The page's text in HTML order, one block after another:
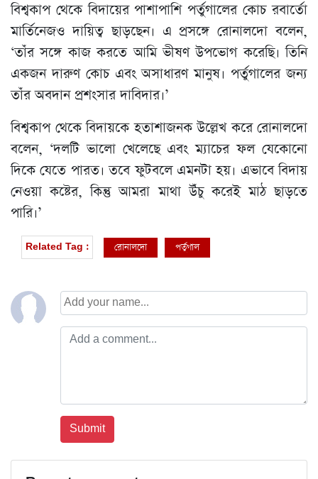
বিশ্বকাপ থেকে বিদায়ের পাশাপাশি পর্তুগালের কোচ রবার্তো
মার্তিনেজও দায়িত্ব ছাড়ছেন। এ প্রসঙ্গে রোনালদো বলেন,
‘তাঁর সঙ্গে কাজ করতে আমি ভীষণ উপভোগ করেছি। তিনি
একজন দারুণ কোচ এবং অসাধারণ মানুষ। পর্তুগালের জন্য
তাঁর অবদান প্রশংসার দাবিদার।’
বিশ্বকাপ থেকে বিদায়কে হতাশাজনক উল্লেখ করে রোনালদো
বলেন, ‘দলটি ভালো খেলেছে এবং ম্যাচের ফল যেকোনো
দিকে যেতে পারত। তবে ফুটবলে এমনটা হয়। এভাবে বিদায়
নেওয়া কষ্টের, কিন্তু আমরা মাথা উঁচু করেই মাঠ ছাড়তে
পারি।’
Related Tag : রোনালদো পর্তুগাল